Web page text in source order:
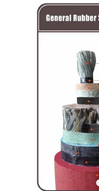
NOUVELLES
DEMANDE
SOUMISSION